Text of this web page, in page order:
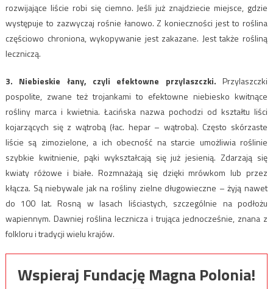
rozwijające liście robi się ciemno. Jeśli już znajdziecie miejsce, gdzie
występuje to zazwyczaj rośnie łanowo. Z konieczności jest to roślina
częściowo chroniona, wykopywanie jest zakazane. Jest także rośliną
leczniczą.
3. Niebieskie łany, czyli efektowne przylaszczki.Przylaszczki
pospolite, zwane też trojankami to efektowne niebiesko kwitnące
rośliny marca i kwietnia. Łacińska nazwa pochodzi od kształtu liści
kojarzących się z wątrobą (łac. hepar – wątroba). Często skórzaste
liście są zimozielone, a ich obecność na starcie umożliwia roślinie
szybkie kwitnienie, pąki wykształcają się już jesienią. Zdarzają się
kwiaty różowe i białe. Rozmnażają się dzięki mrówkom lub przez
kłącza. Są niebywale jak na rośliny zielne długowieczne – żyją nawet
do 100 lat. Rosną w lasach liściastych, szczególnie na podłożu
wapiennym. Dawniej roślina lecznicza i trująca jednocześnie, znana z
folkloru i tradycji wielu krajów.
Wspieraj Fundację Magna Polonia!